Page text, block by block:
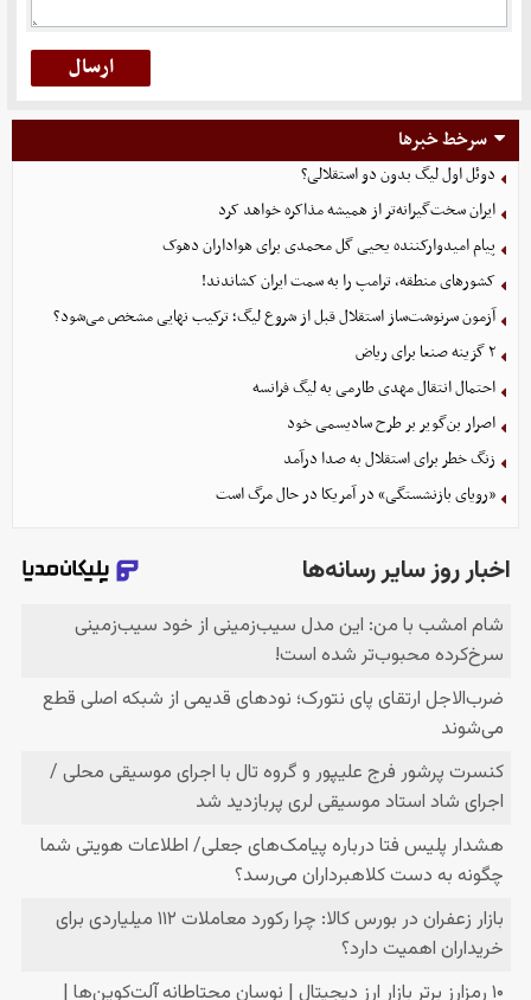
سرخط خبرها
دوئل اول لیگ بدون دو استقلالی؟
ایران سخت‌گیرانه‌تر از همیشه مذاکره خواهد کرد
پیام امیدوارکننده یحیی گل محمدی برای هواداران دهوک
کشورهای منطقه، ترامپ را به سمت ایران کشاندند!
آزمون سرنوشت‌ساز استقلال قبل از شروع لیگ؛ ترکیب نهایی مشخص می‌شود؟
۲ گزینه صنعا برای ریاض
احتمال انتقال مهدی طارمی به لیگ فرانسه
اصرار بن‌گویر بر طرح سادیسمی خود
زنگ خطر برای استقلال به صدا درآمد
«رویای بازنشستگی» در آمریکا در حال مرگ است